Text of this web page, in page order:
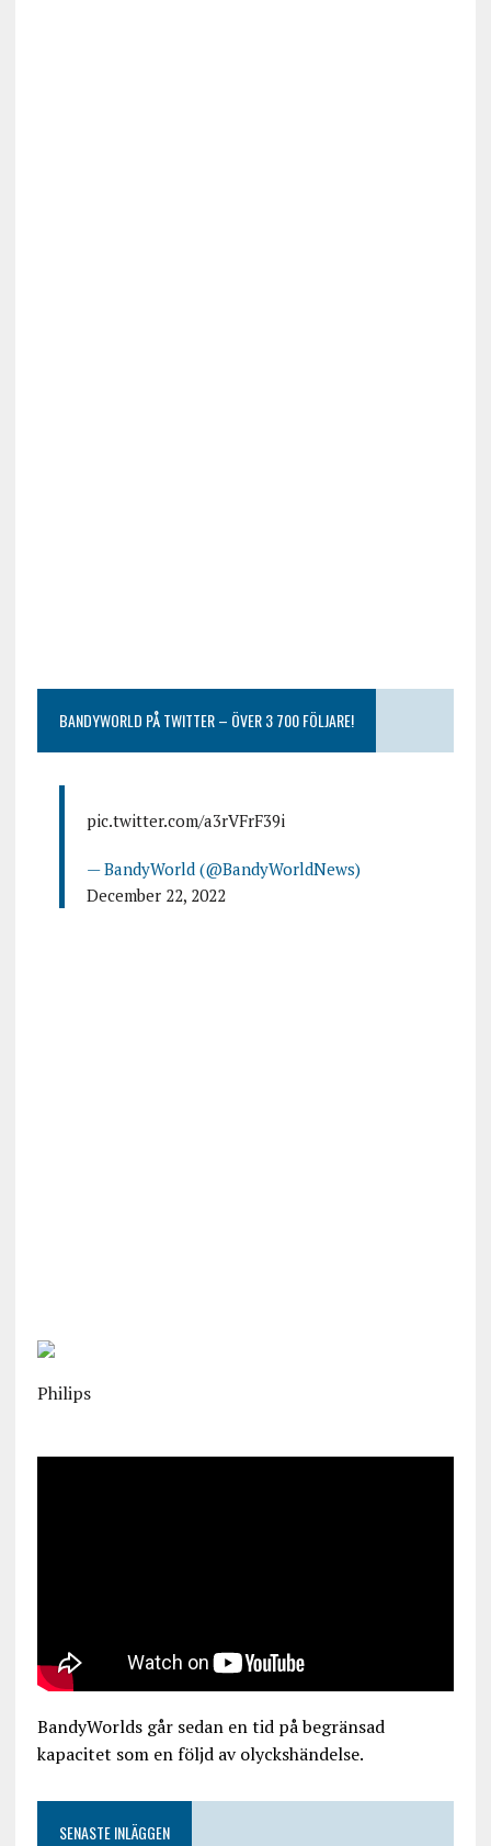
BANDYWORLD PÅ TWITTER – ÖVER 3 700 FÖLJARE!
pic.twitter.com/a3rVFrF39i
— BandyWorld (@BandyWorldNews)
December 22, 2022
Philips
BandyWorlds går sedan en tid på begränsad
kapacitet som en följd av olyckshändelse.
SENASTE INLÄGGEN